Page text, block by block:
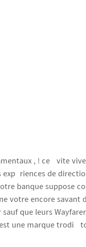
, ! ce évite
expériences de
banque suppose
votre encore
que leurs
une marque trodi